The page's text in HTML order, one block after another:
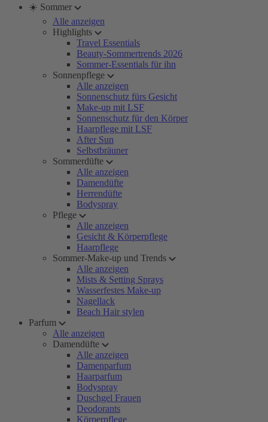
☀️ Sommer
Alle anzeigen
Highlights
Travel Essentials
Beauty-Sommertrends 2026
Sommer-Essentials für ihn
Sonnenpflege
Alle anzeigen
Sonnenschutz fürs Gesicht
Make-up mit LSF
Sonnenschutz für den Körper
Haarpflege mit LSF
After Sun
Selbstbräuner
Sommerdüfte
Alle anzeigen
Damendüfte
Herrendüfte
Bodyspray
Pflege
Alle anzeigen
Gesicht & Körperpflege
Haarpflege
Sommer-Make-up und Trends
Alle anzeigen
Mists & Setting Sprays
Wasserfestes Make-up
Nagellack
Beach Hair stylen
Parfum
Alle anzeigen
Damendüfte
Alle anzeigen
Damenparfum
Haarparfum
Bodyspray
Duschgel Frauen
Deodorants
Körperpflege